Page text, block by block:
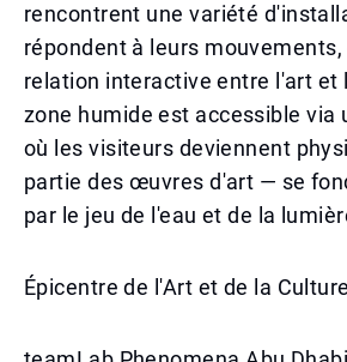
rencontrent une variété
répondent à leurs
relation interactive entre l'art et
zone humide est accessible via
où les visiteurs deviennent
partie des œuvres d'art — se
par le jeu de l'eau et de la
Épicentre de l'Art et de la Culture